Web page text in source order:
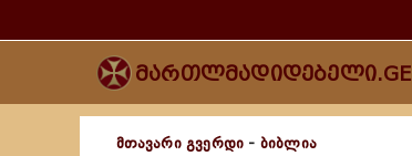
მართლმადიდებელი.GE
მთავარი გვერდი - ბიბლია